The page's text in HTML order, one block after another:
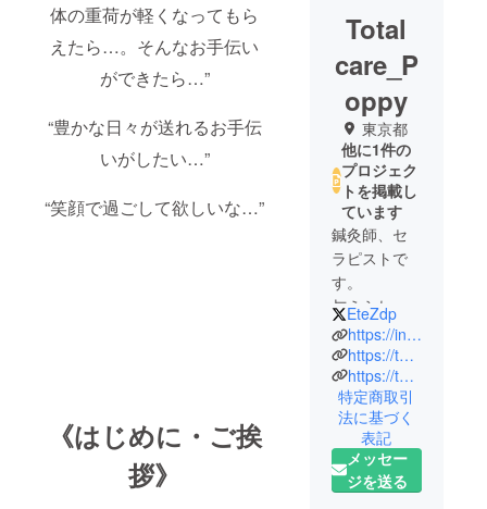
体の重荷が軽くなってもら
えたら…。そんなお手伝い
ができたら…”
“豊かな日々が送れるお手伝
いがしたい…”
“笑顔で過ごして欲しいな…”
《はじめに・ご挨
拶》
Total
care_P
oppy
東京都
他に1件の
プロジェク
トを掲載し
ています
鍼灸師、セ
ラピストで
す。
与えられた
命、少しで
も喜びを
もって過ご
せるよう、
僅かでも手
助けができ
たら…との
思いで努め
EteZdp
https://instagram.com/totalcare_poppy?r=nametag
https://tol-app.jp/s/totalcarepoppy
https://totalcare-poppy1.1web.jp/
特定商取引
法に基づく
表記
メッセー
ジを送る